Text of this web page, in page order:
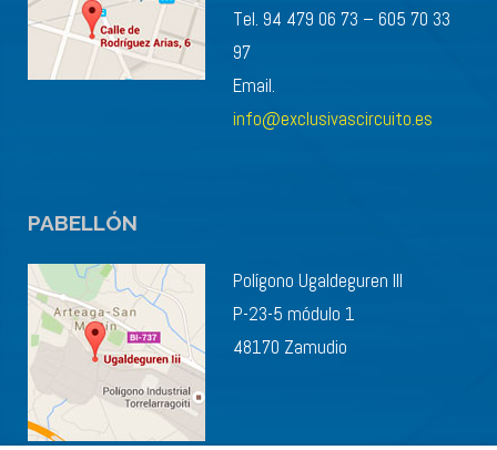
Tel. 94 479 06 73 – 605 70 33
97
Email.
info@exclusivascircuito.es
PABELLÓN
Polígono Ugaldeguren III
P-23-5 módulo 1
48170 Zamudio